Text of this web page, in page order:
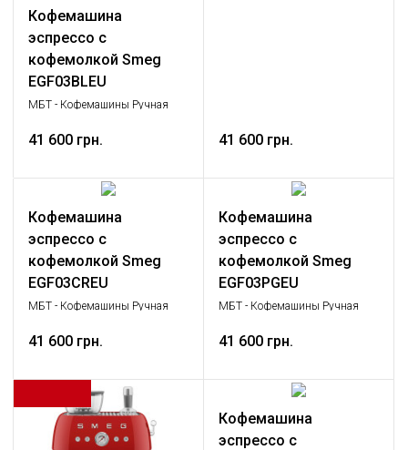
Кофемашина
эспрессо с
кофемолкой Smeg
EGF03BLEU
МБТ - Кофемашины Ручная
бытовая техника
41 600 грн. 41 600 грн.
Кофемашина
эспрессо с
кофемолкой Smeg
EGF03CREU
МБТ - Кофемашины Ручная
бытовая техника
41 600 грн.
Кофемашина
эспрессо с
кофемолкой Smeg
EGF03PGEU
МБТ - Кофемашины Ручная
бытовая техника
41 600 грн.
Кофемашина
эспрессо с